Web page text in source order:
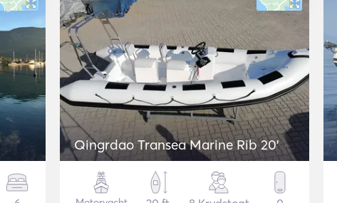
Qingrdao Transea Marine Rib 20'